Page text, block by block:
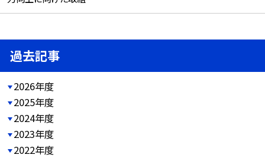
過去記事
2026年度
2025年度
2024年度
2023年度
2022年度